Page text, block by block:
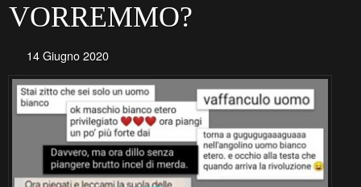
VORREMMO?
14 Giugno 2020